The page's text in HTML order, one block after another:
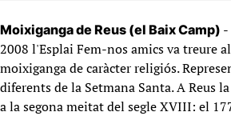
Moixiganga de Reus (el Baix Camp) -
2008 l'Esplai Fem-nos amics va treure
moixiganga de caràcter religiós.
diferents de la Setmana Santa. A Reus
a la segona meitat del segle XVIII: el